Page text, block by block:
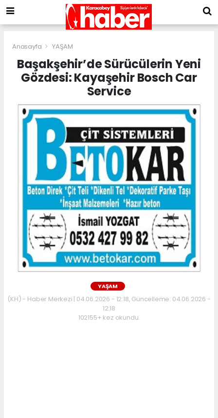
Anasayfa YAŞAM
Başakşehir’de Sürücülerin Yeni
Gözdesi: Kayaşehir Bosch Car
Service
YAŞAM
(KH) - Haber Merkezi | 04.06.2026 - 12:18, Güncelleme: 04.06.2026 -
12:18
102155+ kez okundu.